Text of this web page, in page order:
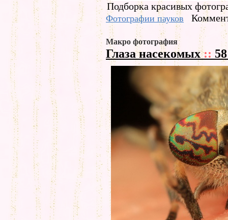
Подборка красивых
Фотографии пауков
Макро фотография
Глаза насекомых::